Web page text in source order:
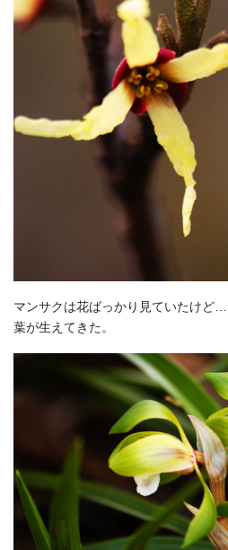
マンサクは花ばっかり見ていたけど…..
葉が生えてきた。